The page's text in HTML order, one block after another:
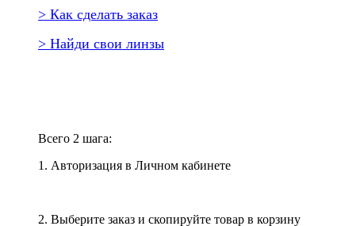
> Как сделать заказ
> Найди свои линзы
Всего 2 шага:
1. Авторизация в Личном кабинете
2. Выберите заказ и скопируйте товар в корзину